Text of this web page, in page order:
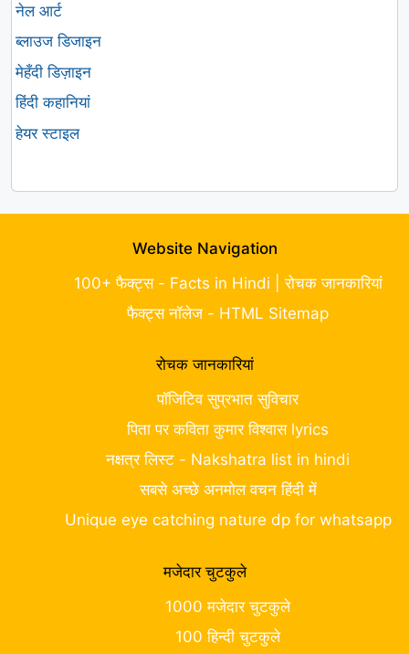
नेल आर्ट
ब्लाउज डिजाइन
मेहँदी डिज़ाइन
हिंदी कहानियां
हेयर स्टाइल
Website Navigation
100+ फैक्ट्स - Facts in Hindi | रोचक जानकारियां
फैक्ट्स नॉलेज - HTML Sitemap
रोचक जानकारियां
पॉजिटिव सुप्रभात सुविचार
पिता पर कविता कुमार विश्वास lyrics
नक्षत्र लिस्ट - Nakshatra list in hindi
सबसे अच्छे अनमोल वचन हिंदी में
Unique eye catching nature dp for whatsapp
मजेदार चुटकुले
1000 मजेदार चुटकुले
100 हिन्दी चुटकुले